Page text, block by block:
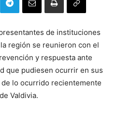
de instituciones
región se reunieron con el
y respuesta ante
que pudiesen ocurrir en sus
lo ocurrido recientemente
Valdivia.